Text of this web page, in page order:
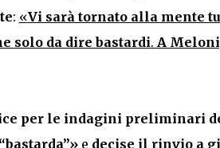
: «Vi sarà tornato alla mente
solo da dire bastardi. A
per le indagini preliminari
e decise il rinvio a